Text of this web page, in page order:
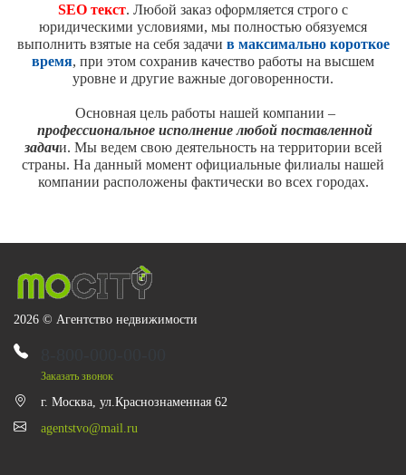
SEO текст. Любой заказ оформляется строго с
юридическими условиями, мы полностью обязуемся
выполнить взятые на себя задачи в максимально короткое
время, при этом сохранив качество работы на высшем
уровне и другие важные договоренности.
Основная цель работы нашей компании –
профессиональное исполнение любой поставленной
задачи. Мы ведем свою деятельность на территории всей
страны. На данный момент официальные филиалы нашей
компании расположены фактически во всех городах.
2026 © Агентство недвижимости
Заказать звонок
г. Москва, ул.Краснознаменная 62
agentstvo@mail.ru